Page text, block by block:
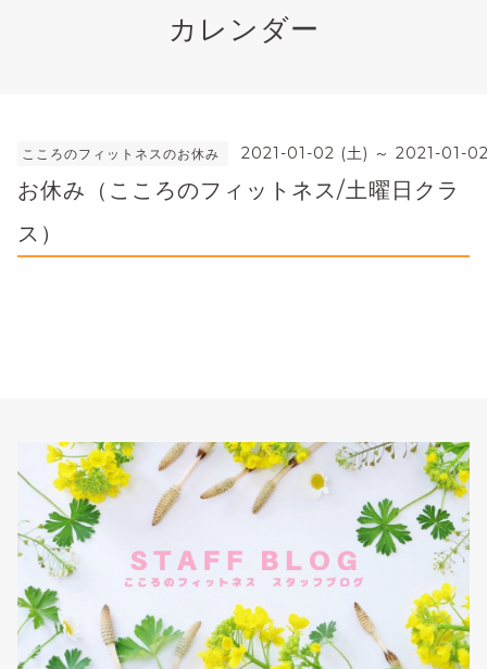
カレンダー
こころのフィットネスのお休み 2021-01-02 (土) ～ 2021-01-
お休み（こころのフィットネス/土曜日クラ
ス）